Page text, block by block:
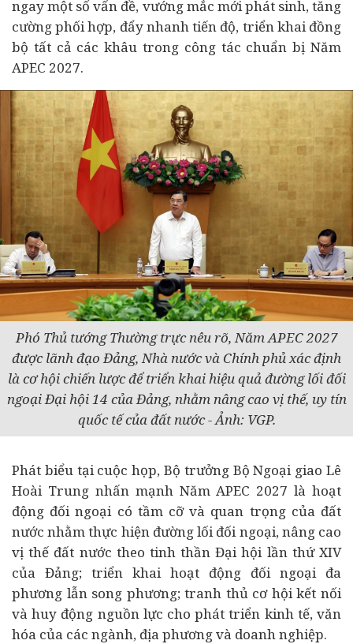
ngay một số vấn đề, vướng mắc mới phát sinh, tăng
cường phối hợp, đẩy nhanh tiến độ, triển khai đồng
bộ tất cả các khâu trong công tác chuẩn bị Năm
APEC 2027.
Phó Thủ tướng Thường trực nêu rõ, Năm APEC 2027
được lãnh đạo Đảng, Nhà nước và Chính phủ xác định
là cơ hội chiến lược để triển khai hiệu quả đường lối đối
ngoại Đại hội 14 của Đảng, nhằm nâng cao vị thế, uy tín
quốc tế của đất nước - Ảnh: VGP.
Phát biểu tại cuộc họp, Bộ trưởng Bộ Ngoại giao Lê
Hoài Trung nhấn mạnh Năm APEC 2027 là hoạt
động đối ngoại có tầm cỡ và quan trọng của đất
nước nhằm thực hiện đường lối đối ngoại, nâng cao
vị thế đất nước theo tinh thần Đại hội lần thứ XIV
của Đảng; triển khai hoạt động đối ngoại đa
phương lẫn song phương; tranh thủ cơ hội kết nối
và huy động nguồn lực cho phát triển kinh tế, văn
hóa của các ngành, địa phương và doanh nghiệp.